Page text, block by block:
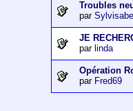
Troubles
par
JE
par linda
Opération
par Fred69